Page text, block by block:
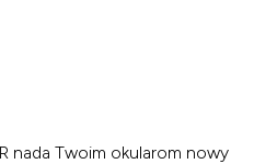
nada Twoim okularom nowy